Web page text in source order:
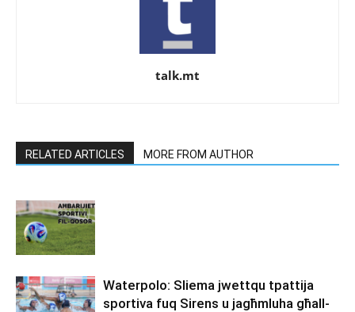
talk.mt
RELATED ARTICLES MORE FROM AUTHOR
Waterpolo: Sliema jwettqu tpattija
sportiva fuq Sirens u jagħmluha għall-